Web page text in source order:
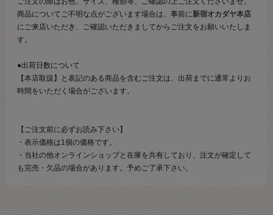
商品についてご不明な点がございます場合は、事前に新宿オカダヤ本店
にご来店いただき、ご確認いただきましてからご注文をお願いいたしま
す。
●出荷日数について
【本店取扱】と表記のある商品を含むご注文は、出荷までに通常よりお
時間をいただく場合がございます。
【ご注文前に必ずお読み下さい】
・表示価格は1個の価格です。
・当社の他オンラインショップと在庫を共有しており、注文が確定して
も完売・欠品の場合があります。予めご了承下さい。